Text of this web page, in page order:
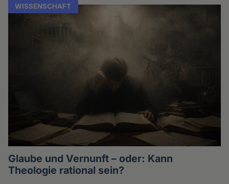
WISSENSCHAFT
Glaube und Vernunft – oder: Kann
Theologie rational sein?